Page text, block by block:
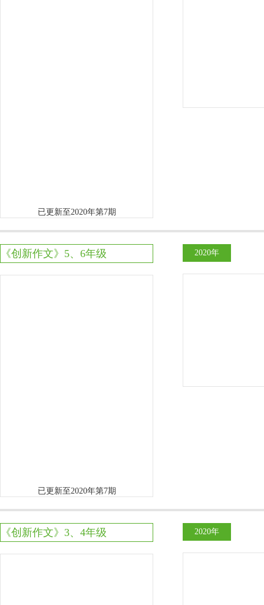
已更新至2020年第7期
《创新作文》5、6年级
已更新至2020年第7期
2020年
《创新作文》3、4年级 2020年